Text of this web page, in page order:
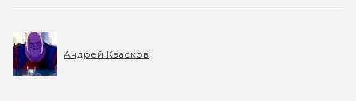
Андрей Квасков